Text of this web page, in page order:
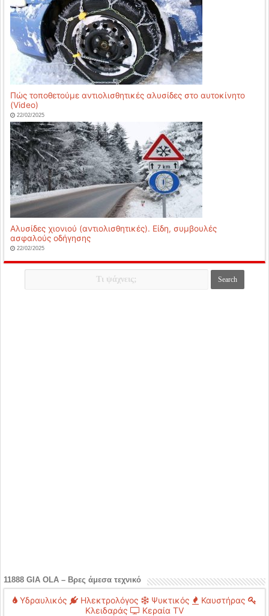
Πώς τοποθετούμε αντιολισθητικές αλυσίδες στο αυτοκίνητο
(Video)
22/02/2025
Αλυσίδες χιονιού (αντιολισθητικές). Είδη, συμβουλές
ασφαλούς οδήγησης
22/02/2025
11888 GIA OLA – Βρες άμεσα τεχνικό
Υδραυλικός Ηλεκτρολόγος Ψυκτικός
Καυστήρας
Κλειδαράς
Κεραία TV